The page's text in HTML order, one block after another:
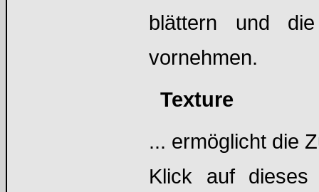
blättern und
vornehmen.
Texture
... ermöglicht die
Klick auf